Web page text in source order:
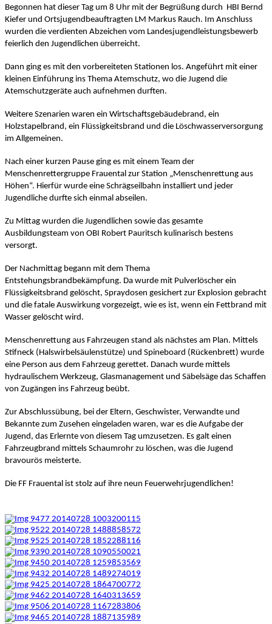
Begonnen hat dieser Tag um 8 Uhr mit der Begrüßung durch  HBI Bernd
Kiefer und Ortsjugendbeauftragten LM Markus Rauch. Im Anschluss
wurden die verdienten Abzeichen vom Landesjugendleistungsbewerb
feierlich den Jugendlichen überreicht.
Dann ging es mit den vorbereiteten Stationen los. Angeführt mit einer
kleinen Einführung ins Thema Atemschutz, wo die Jugend die
Atemschutzgeräte auch aufnehmen durften.
Weitere Szenarien waren ein Wirtschaftsgebäudebrand, ein
Holzstapelbrand, ein Flüssigkeitsbrand und die Löschwasserversorgung
im Allgemeinen.
Nach einer kurzen Pause ging es mit einem Team der
Menschenrettergruppe Frauental zur Station „Menschenrettung aus
Höhen“. Hierfür wurde eine Schrägseilbahn installiert und jeder
Jugendliche durfte sich einmal abseilen.
Zu Mittag wurden die Jugendlichen sowie das gesamte
Ausbildungsteam von OBI Robert Pauritsch kulinarisch bestens
versorgt.
Der Nachmittag begann mit dem Thema
Entstehungsbrandbekämpfung. Da wurde mit Pulverlöscher ein
Flüssigkeitsbrand gelöscht, Spraydosen gesichert zur Explosion gebracht
und die fatale Auswirkung vorgezeigt, wie es ist, wenn ein Fettbrand mit
Wasser gelöscht wird.
Menschenrettung aus Fahrzeugen stand als nächstes am Plan. Mittels
Stifneck (Halswirbelsäulenstütze) und Spineboard (Rückenbrett) wurde
eine Person aus dem Fahrzeug gerettet. Danach wurde mittels
hydraulischem Werkzeug, Glasmanagement und Säbelsäge das Schaffen
von Zugängen ins Fahrzeug beübt.
Zur Abschlussübung, bei der Eltern, Geschwister, Verwandte und
Bekannte zum Zusehen eingeladen waren, war es die Aufgabe der
Jugend, das Erlernte von diesem Tag umzusetzen. Es galt einen
Fahrzeugbrand mittels Schaumrohr zu löschen, was die Jugend
bravourös meisterte.
Die FF Frauental ist stolz auf ihre neun Feuerwehrjugendlichen!